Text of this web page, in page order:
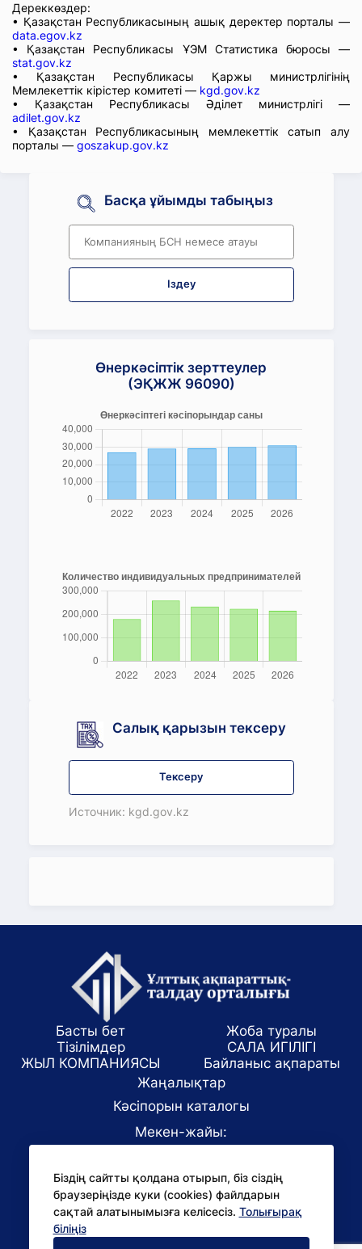
Дереккөздер:
• Қазақстан Республикасының ашық деректер порталы —
data.egov.kz
• Қазақстан Республикасы ҰЭМ Статистика бюросы —
stat.gov.kz
• Қазақстан Республикасы Қаржы министрлігінің
Мемлекеттік кірістер комитеті — kgd.gov.kz
• Қазақстан Республикасы Әділет министрлігі —
adilet.gov.kz
• Қазақстан Республикасының мемлекеттік сатып алу
порталы — goszakup.gov.kz
Басқа ұйымды табыңыз
Іздеу
Өнеркәсіптік зерттеулер
(ЭҚЖЖ 96090)
Салық қарызын тексеру
Тексеру
Источник: kgd.gov.kz
Біздің сайтты қолдана отырып, біз сіздің
браузеріңізде куки (cookies) файлдарын
сақтай алатынымызға келісесіз. Толығырақ
біліңіз
Басты бет
Жоба туралы
Тізілімдер
САЛА ИГІЛІГІ
ЖЫЛ КОМПАНИЯСЫ
Байланыс ақпараты
Жаңалықтар
Кәсіпорын каталогы
Мекен-жайы:
E-mail:
office@niac.kz